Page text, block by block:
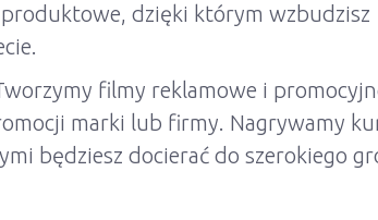
dzięki którym wzbudzisz
filmy reklamowe i
marki lub firmy. Nagrywamy
będziesz docierać do szerokiego